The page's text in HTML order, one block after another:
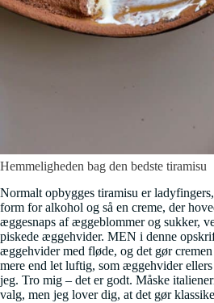
Hemmeligheden bag den bedste tiramisu
Normalt opbygges tiramisu er
form for alkohol og så en creme, der
æggesnaps af æggeblommer og sukker,
piskede æggehvider. MEN i denne
æggehvider med fløde, og det gør
mere end let luftig, som æggehvider
jeg. Tro mig – det er godt. Måske
valg, men jeg lover dig, at det gør